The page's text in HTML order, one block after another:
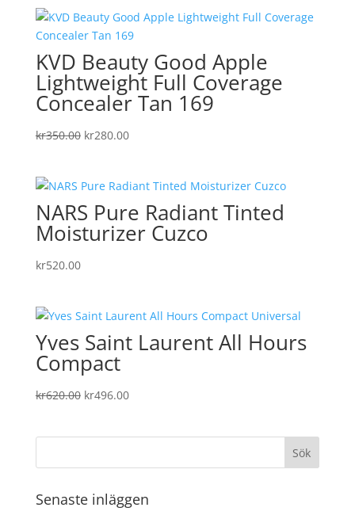
KVD Beauty Good Apple
Lightweight Full Coverage
Concealer Tan 169
kr350.00 Det
var:
kr350.00.
kr280.00Det
är:
kr280.00.
NARS Pure Radiant Tinted
Moisturizer Cuzco
kr520.00
Yves Saint Laurent All Hours
Compact
kr620.00 Det
kr620.00.
kr496.00Det
kr496.00.
Senaste inläggen